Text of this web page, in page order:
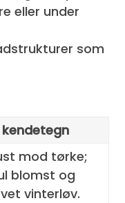
eller under
som
mod tørke;
blomst og
vinterløv.